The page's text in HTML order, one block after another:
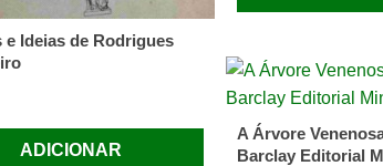
e Ideias de Rodrigues
ADICIONAR
A Árvore
Barclay Editorial